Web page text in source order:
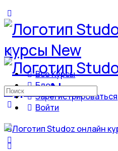
Все Курсы
Блог
Зарегистрироваться
Войти
Искать: